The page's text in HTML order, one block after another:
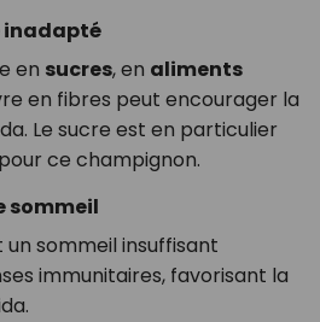
inadapté
en sucres, en aliments
en fibres peut encourager la
Le sucre est en particulier
ce champignon.
sommeil
sommeil insuffisant
immunitaires, favorisant la